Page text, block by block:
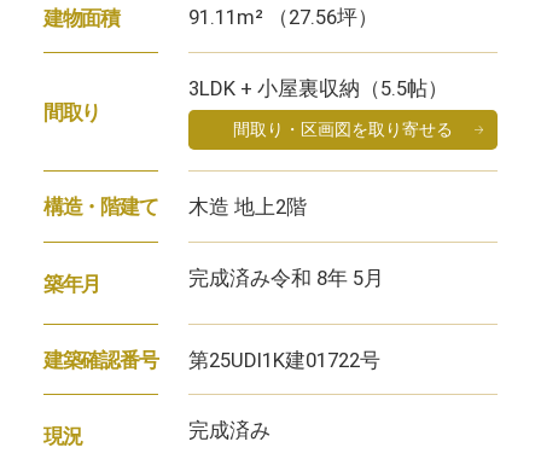
建物面積 91.11m² （27.56坪）
間取り
3LDK + 小屋裏収納（5.5帖）
間取り・区画図を取り寄せる
構造・階建て 木造 地上2階
築年月 完成済み令和 8年 5月
建築確認番号 第25UDI1K建01722号
現況 完成済み